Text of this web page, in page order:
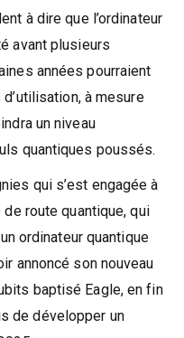
à dire que l’ordinateur
avant plusieurs
années pourraient
à mesure
un niveau
quantiques poussés.
qui s’est engagée à
route quantique, qui
ordinateur quantique
annoncé son nouveau
baptisé Eagle, en fin
de développer un